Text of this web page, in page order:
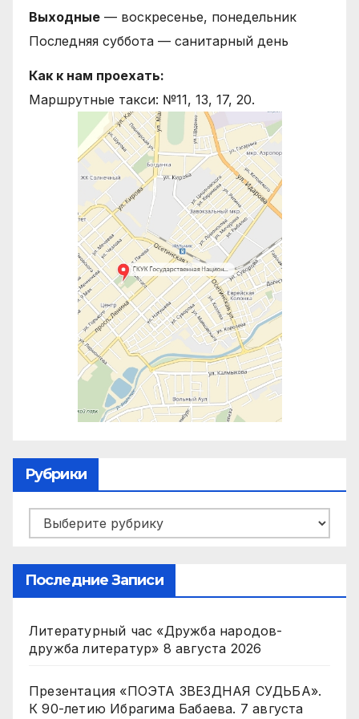
Выходные — воскресенье, понедельник
Последняя суббота — санитарный день
Как к нам проехать:
Маршрутные такси: №11, 13, 17, 20.
Рубрики
Рубрики
Последние Записи
Литературный час «Дружба народов-
дружба литератур» 8 августа 2026
Презентация «ПОЭТА ЗВЕЗДНАЯ СУДЬБА».
К 90-летию Ибрагима Бабаева. 7 августа